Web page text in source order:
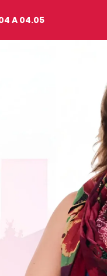
A 04.05